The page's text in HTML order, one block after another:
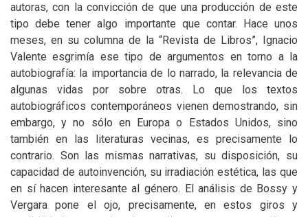
autoras, con la convicción de que una producción de este
tipo debe tener algo importante que contar. Hace unos
meses, en su columna de la “Revista de Libros”, Ignacio
Valente esgrimía ese tipo de argumentos en torno a la
autobiografía: la importancia de lo narrado, la relevancia de
algunas vidas por sobre otras. Lo que los textos
autobiográficos contemporáneos vienen demostrando, sin
embargo, y no sólo en Europa o Estados Unidos, sino
también en las literaturas vecinas, es precisamente lo
contrario. Son las mismas narrativas, su disposición, su
capacidad de autoinvención, su irradiación estética, las que
en sí hacen interesante al género. El análisis de Bossy y
Vergara pone el ojo, precisamente, en estos giros y